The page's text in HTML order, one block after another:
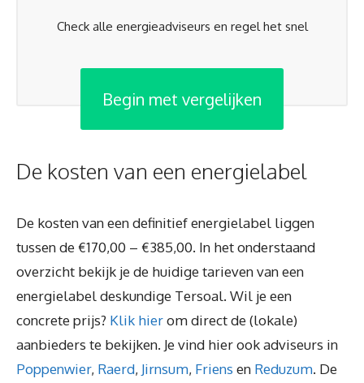
Check alle energieadviseurs en regel het snel
Begin met vergelijken
De kosten van een energielabel
De kosten van een definitief energielabel liggen
tussen de €170,00 – €385,00. In het onderstaand
overzicht bekijk je de huidige tarieven van een
energielabel deskundige Tersoal. Wil je een
concrete prijs? Klik hierom direct de (lokale)
aanbieders te bekijken. Je vind hier ook adviseurs in
Poppenwier, Raerd, Jirnsum, Friens en Reduzum. De